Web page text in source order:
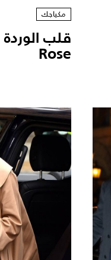
مكياجك
Rose